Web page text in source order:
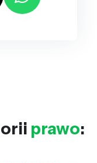
prawo: